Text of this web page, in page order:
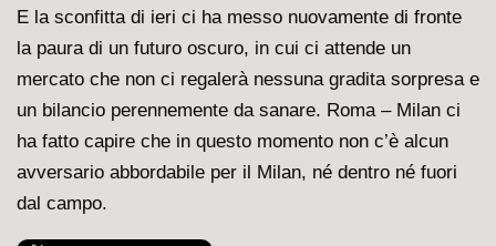
E la sconfitta di ieri ci ha messo nuovamente di fronte
la paura di un futuro oscuro, in cui ci attende un
mercato che non ci regalerà nessuna gradita sorpresa e
un bilancio perennemente da sanare. Roma – Milan ci
ha fatto capire che in questo momento non c’è alcun
avversario abbordabile per il Milan, né dentro né fuori
dal campo.